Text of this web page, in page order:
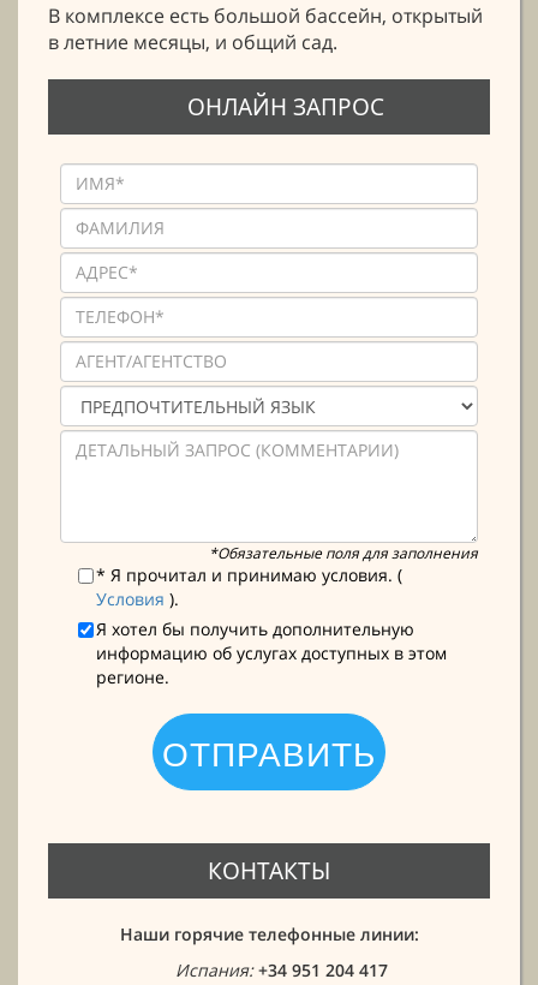
В комплексе есть большой бассейн, открытый
в летние месяцы, и общий сад.
ОНЛАЙН ЗАПРОС
*Обязательные поля для заполнения
* Я прочитал и принимаю условия. (
Условия ).
Я хотел бы получить дополнительную
информацию об услугах доступных в этом
регионе.
КОНТАКТЫ
Наши горячие телефонные линии:
Испания:+34 951 204 417